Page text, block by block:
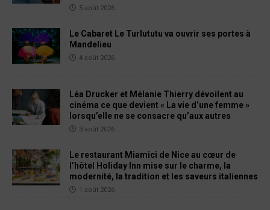
5 août 2026
Le Cabaret Le Turlututu va ouvrir ses portes à
Mandelieu
4 août 2026
Léa Drucker et Mélanie Thierry dévoilent au
cinéma ce que devient « La vie d’une femme »
lorsqu’elle ne se consacre qu’aux autres
3 août 2026
Le restaurant Miamici de Nice au cœur de
l’hôtel Holiday Inn mise sur le charme, la
modernité, la tradition et les saveurs italiennes
1 août 2026